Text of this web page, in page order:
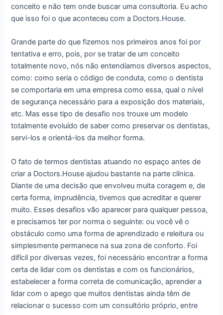
conceito e não tem onde buscar uma consultoria. Eu acho
que isso foi o que aconteceu com a Doctors.House.
Grande parte do que fizemos nos primeiros anos foi por
tentativa e erro, pois, por se tratar de um conceito
totalmente novo, nós não entendíamos diversos aspectos,
como: como seria o código de conduta, como o dentista
se comportaria em uma empresa como essa, qual o nível
de segurança necessário para a exposição dos materiais,
etc. Mas esse tipo de desafio nos trouxe um modelo
totalmente evoluído de saber como preservar os dentistas,
servi-los e orientá-los da melhor forma.
O fato de termos dentistas atuando no espaço antes de
criar a Doctors.House ajudou bastante na parte clínica.
Diante de uma decisão que envolveu muita coragem e, de
certa forma, imprudência, tivemos que acreditar e querer
muito. Esses desafios vão aparecer para qualquer pessoa,
e precisamos ter por norma o seguinte: ou você vê o
obstáculo como uma forma de aprendizado e releitura ou
simplesmente permanece na sua zona de conforto. Foi
difícil por diversas vezes, foi necessário encontrar a forma
certa de lidar com os dentistas e com os funcionários,
estabelecer a forma correta de comunicação, aprender a
lidar com o apego que muitos dentistas ainda têm de
relacionar o sucesso com um consultório próprio, entre